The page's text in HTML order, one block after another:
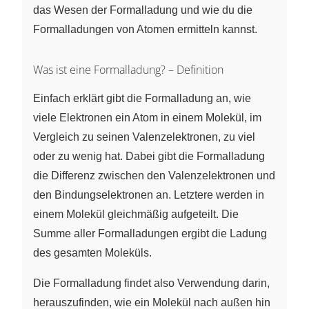
das Wesen der Formalladung und wie du die
Formalladungen von Atomen ermitteln kannst.
Was ist eine Formalladung? – Definition
Einfach erklärt gibt die Formalladung an, wie
viele Elektronen ein Atom in einem Molekül, im
Vergleich zu seinen Valenzelektronen, zu viel
oder zu wenig hat. Dabei gibt die Formalladung
die Differenz zwischen den Valenzelektronen und
den Bindungselektronen an. Letztere werden in
einem Molekül gleichmäßig aufgeteilt. Die
Summe aller Formalladungen ergibt die Ladung
des gesamten Moleküls.
Die Formalladung findet also Verwendung darin,
herauszufinden, wie ein Molekül nach außen hin